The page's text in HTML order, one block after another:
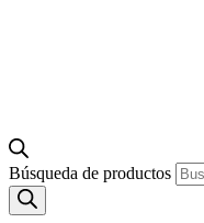
Búsqueda de productos